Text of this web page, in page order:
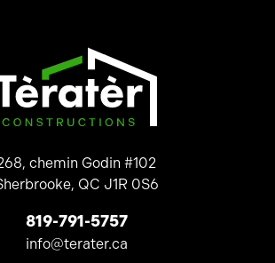
chemin Godin #102
QC J1R 0S6
819-791-5757
info@terater.ca